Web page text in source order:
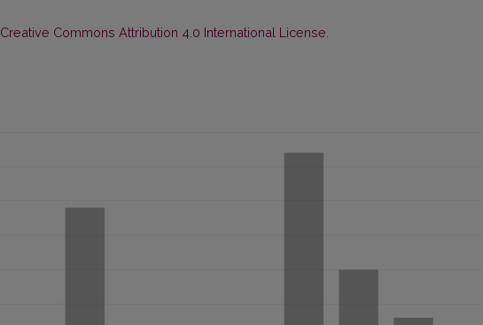
Creative Commons Attribution 4.0 International License